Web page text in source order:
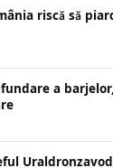
riscă să
a